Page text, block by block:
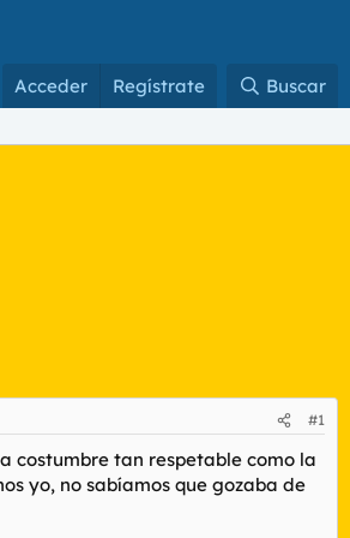
Acceder Regístrate Buscar
#1
costumbre tan respetable como la
yo, no sabíamos que gozaba de